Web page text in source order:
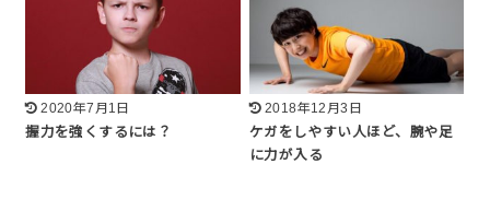
2020年7月1日
握力を強くするには？
2018年12月3日
ケガをしやすい人ほど、腕や足
に力が入る